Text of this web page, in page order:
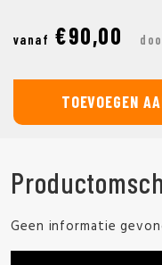
vanaf €90,00
TOEVOEGEN
Geen informatie